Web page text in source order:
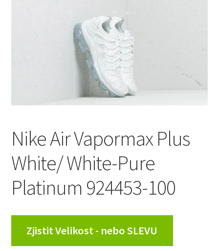
Nike Air Vapormax Plus
White/ White-Pure
Platinum 924453-100
Zjistit Velikost - nebo SLEVU